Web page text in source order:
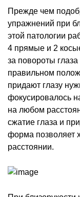
Прежде чем
упражнений при
этой патологии
4 прямые и 2
за повороты
правильном
придают глазу
фокусировалось
на любом
сжатие глаза и
форма позволяет
расстоянии.